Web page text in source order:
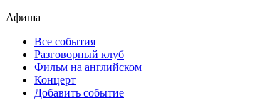
Афиша
Все события
Разговорный клуб
Фильм на английском
Концерт
Добавить событие